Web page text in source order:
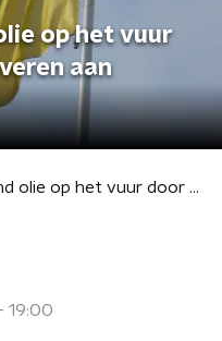
op het vuur
aan
Gooit Nederland olie op het vuur door wapens te leveren aan Oekraïne?
19:00